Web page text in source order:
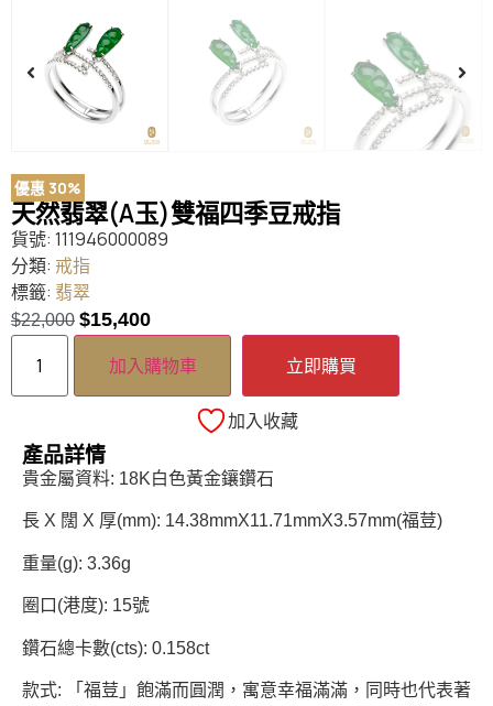
優惠 30%
天然翡翠(A玉)雙福四季豆戒指
貨號: 111946000089
分類: 戒指
標籤: 翡翠
$22,000 $15,400
加入購物車 立即購買
加入收藏
產品詳情
貴金屬資料: 18K白色黃金鑲鑽石
長 X 闊 X 厚(mm): 14.38mmX11.71mmX3.57mm(福荳)
重量(g): 3.36g
圈口(港度): 15號
鑽石總卡數(cts): 0.158ct
款式: 「福荳」飽滿而圓潤，寓意幸福滿滿，同時也代表著